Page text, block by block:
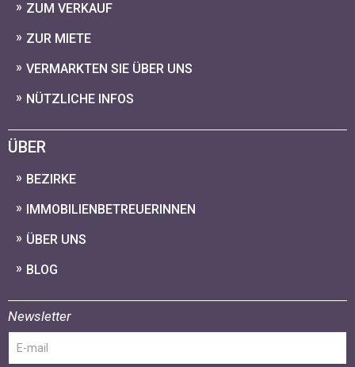
ZUM VERKAUF
ZUR MIETE
VERMARKTEN SIE ÜBER UNS
NÜTZLICHE INFOS
ÜBER
BEZIRKE
IMMOBILIENBETREUERINNEN
ÜBER UNS
BLOG
Newsletter